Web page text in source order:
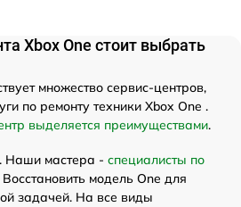
Xbox One стоит выбрать
множество сервис-центров,
по ремонту техники Xbox One .
выделяется преимуществами.
Наши мастера - специалисты по
Восстановить модель One для
задачей. На все виды